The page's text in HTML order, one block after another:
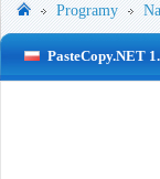
Programy
PasteCopy.NET